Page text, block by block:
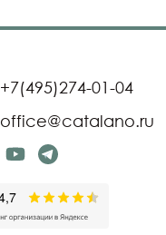
+7(495)274-01-04
office@catalano.ru